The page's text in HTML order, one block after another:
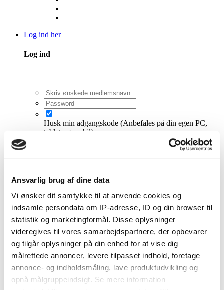
Ansvarlig brug af dine data
Vi ønsker dit samtykke til at anvende cookies og
indsamle persondata om IP-adresse, ID og din browser til
statistik og marketingformål. Disse oplysninger
videregives til vores samarbejdspartnere, der opbevarer
og tilgår oplysninger på din enhed for at vise dig
målrettede annoncer, levere tilpasset indhold, foretage
annonce- og indholdsmåling, lave produktudvikling og
opnå målgruppeindsigt. Se mere information
Log ind her
Log ind
Husk min adgangskode (Anbefales på din egen PC,
tablet og mobil)
Tilmeld dig Bryllupsklars forum
Annonce ♥
Bryllupsforum